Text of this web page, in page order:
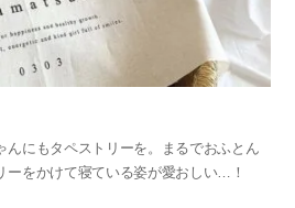
んにもタペストリーを。まるでおふとん
ーをかけて寝ている姿が愛おしい…！